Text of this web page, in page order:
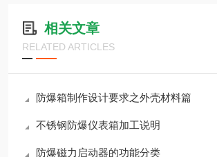
相关文章
RELATED ARTICLES
防爆箱制作设计要求之外壳材料篇
不锈钢防爆仪表箱加工说明
防爆磁力启动器的功能分类